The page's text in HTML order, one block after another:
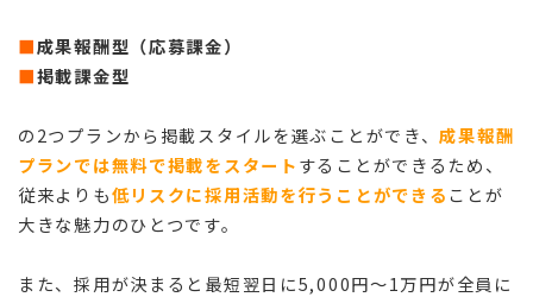
■成果報酬型（応募課金）
■掲載課金型
の2つプランから掲載スタイルを選ぶことができ、成果報酬
プランでは無料で掲載をスタートすることができるため、
従来よりも低リスクに採用活動を行うことができることが
大きな魅力のひとつです。
また、採用が決まると最短翌日に5,000円～1万円が全員に